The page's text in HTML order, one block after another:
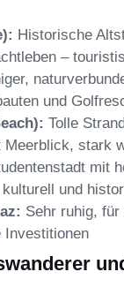
Historische
–
und
Tolle
Meerblick, stark
mit
und
Sehr ruhig,
Investitionen